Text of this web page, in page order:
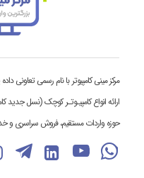
ارائه انواع کامپیـوتـر کوچک (نسل جدید
حوزه واردات مستقیم، فروش سراسری و